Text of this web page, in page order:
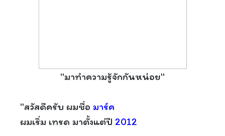
"มาทำความรู้จักกันหน่อย"
"สวัสดีครับ ผมชื่อ มาร์ค
ผมเริ่ม เทรด มาตั้งแต่ปี 2012